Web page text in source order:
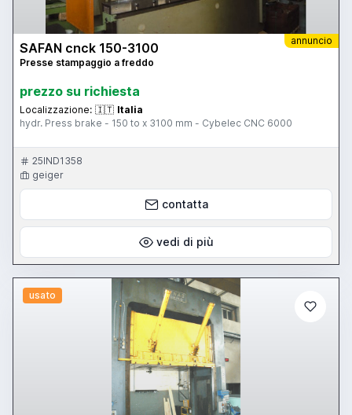
annuncio
SAFAN cnck 150-3100
Presse stampaggio a freddo
prezzo su richiesta
Localizzazione: 🇮🇹 Italia
hydr. Press brake - 150 to x 3100 mm - Cybelec CNC 6000
25IND1358
geiger
contatta
vedi di più
usato